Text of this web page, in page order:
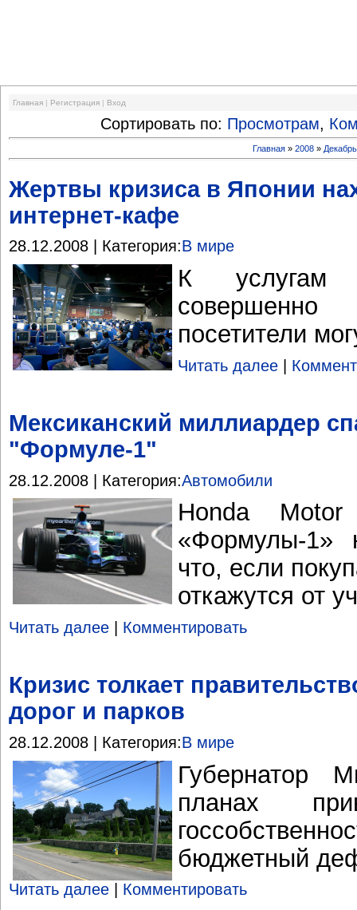
Главная | Регистрация | Вход
Сортировать по: Просмотрам,
Главная »2008 » Декабрь
Жертвы кризиса в Японии
интернет-кафе
28.12.2008 | Категория:В мире
К услугам
посетители
Читать далее |
Мексиканский миллиардер
"Формуле-1"
28.12.2008 | Категория:Автомобили
Honda Motor
«Формулы-1»
что, если
откажутся от
Читать далее Комментировать
Кризис толкает
дорог и парков
28.12.2008 | Категория:В мире
Губернатор
планах
бюджетный
Читать далее Комментировать